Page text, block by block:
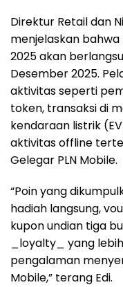
Direktur Retail dan
menjelaskan bahwa
2025 akan
Desember 2025.
aktivitas seperti
token, transaksi di
kendaraan listrik
aktivitas offline
Gelegar PLN Mobile.
“Poin yang
hadiah langsung,
kupon undian tiga
_loyalty_ yang
pengalaman
Mobile,” terang Edi.